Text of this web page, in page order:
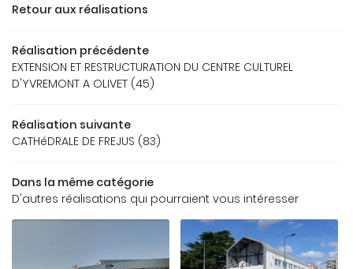
D’ÉTUDES
GALERIE
CONTACT
Une
Retour aux réalisations
Réalisation précédente
EXTENSION ET RESTRUCTURATION DU CENTRE CULTUREL
D'YVREMONT A OLIVET (45)
Réalisation suivante
CATHéDRALE DE FREJUS (83)
Dans la même catégorie
D'autres réalisations qui pourraient vous intéresser